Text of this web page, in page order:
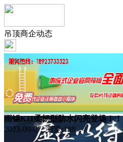
吊顶商企动态
雨锡K11柔韧型防水闪亮登场！！
2023-09-07 浏览:188